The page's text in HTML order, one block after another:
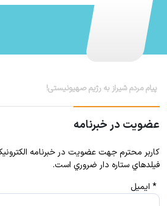
عضویت در خبرنامه
كاربر محترم جهت عضويت در خبرنامه
فيلدهاي ستاره دار ضروري است.
* ایمیل